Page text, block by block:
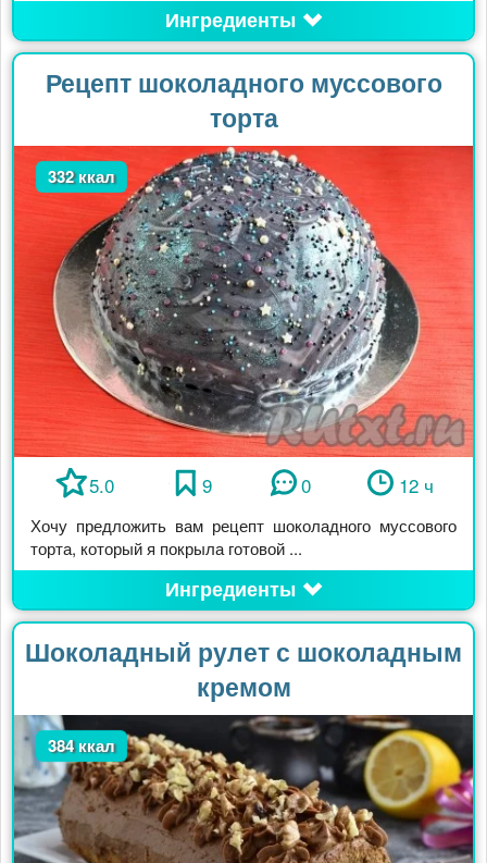
Ингредиенты
Рецепт шоколадного муссового
торта
332 ккал
5.0 9 0 12 ч
Хочу предложить вам рецепт шоколадного муссового
торта, который я покрыла готовой ...
Ингредиенты
Шоколадный рулет с шоколадным
кремом
384 ккал